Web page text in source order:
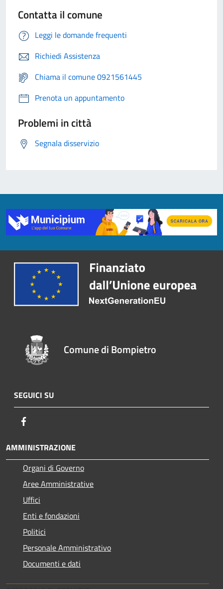
Contatta il comune
Leggi le domande frequenti
Richiedi Assistenza
Chiama il comune 0921561445
Prenota un appuntamento
Problemi in città
Segnala disservizio
Comune di Bompietro
SEGUICI SU
AMMINISTRAZIONE
Organi di Governo
Aree Amministrative
Uffici
Enti e fondazioni
Politici
Personale Amministrativo
Documenti e dati